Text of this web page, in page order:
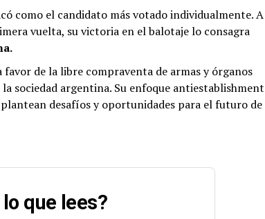
como el candidato más votado individualmente. A
vuelta, su victoria en el balotaje lo consagra
favor de la libre compraventa de armas y órganos
sociedad argentina. Su enfoque antiestablishment
desafíos y oportunidades para el futuro de
que lees?